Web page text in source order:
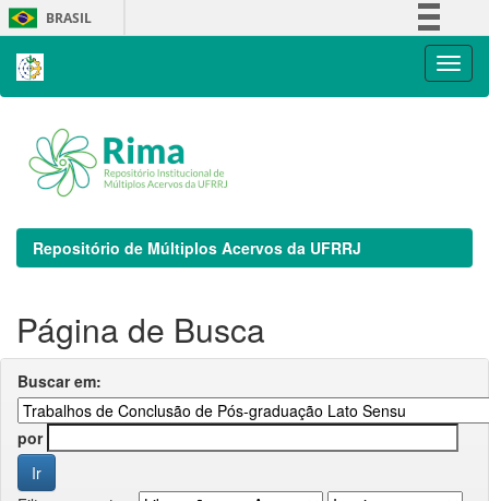
Skip
navigation
BRASIL
Repositório de Múltiplos Acervos da UFRRJ
Página de Busca
Buscar em:
por